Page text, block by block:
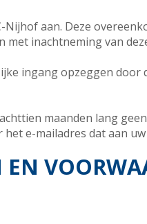
aan. Deze
inachtneming van
ingang opzeggen door
maanden lang
e-mailadres dat aan
EN